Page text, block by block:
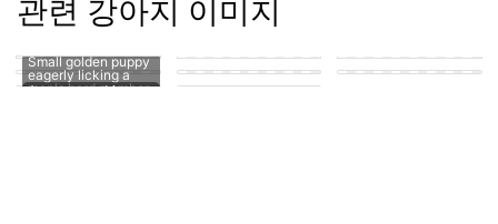
관련 강아지 이미지
puppy in the park
playing with other
suck
cute puppy getting
his knot sucked
Small golden puppy
eagerly licking a
man's hard member
A puppy sucking on
a man's penis
Puppy fucking a girl